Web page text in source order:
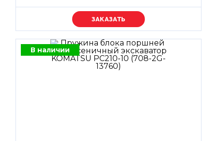
Уточняйте цену
В наличии